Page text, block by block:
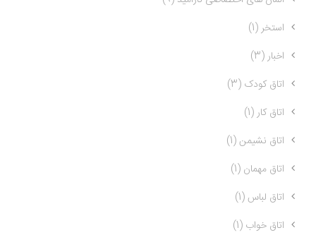
استخر (1)
اخبار (3)
اتاق کودک (3)
اتاق کار (1)
اتاق نشیمن (1)
اتاق مهمان (1)
اتاق لباس (1)
اتاق خواب (1)